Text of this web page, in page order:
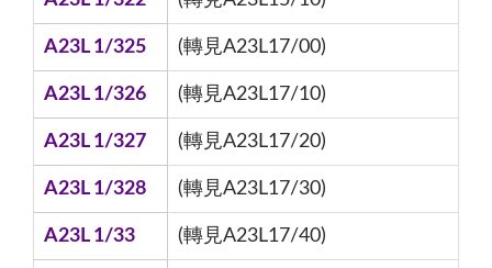
A23L 1/325 (轉見A23L17/00)
A23L 1/326 (轉見A23L17/10)
A23L 1/327 (轉見A23L17/20)
A23L 1/328 (轉見A23L17/30)
A23L 1/33 (轉見A23L17/40)